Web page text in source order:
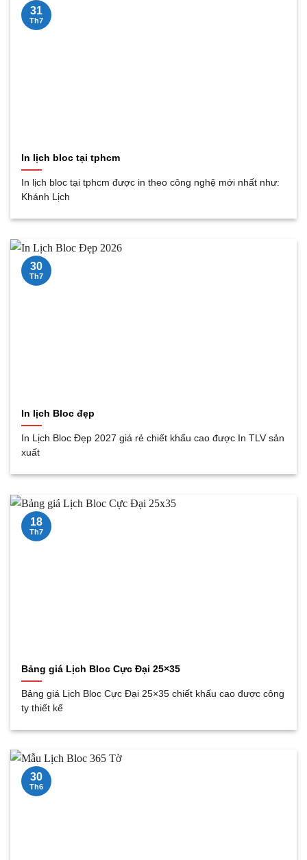
In lịch bloc tại tphcm
In lịch bloc tại tphcm được in theo công nghệ mới nhất như:
Khánh Lịch
31
Th7
In lịch Bloc đẹp
In Lịch Bloc Đẹp 2027 giá rẻ chiết khấu cao được In TLV sản
xuất
30
Th7
Bảng giá Lịch Bloc Cực Đại 25×35
Bảng giá Lịch Bloc Cực Đại 25×35 chiết khấu cao được công
ty thiết kế
18
Th7
30
Th6